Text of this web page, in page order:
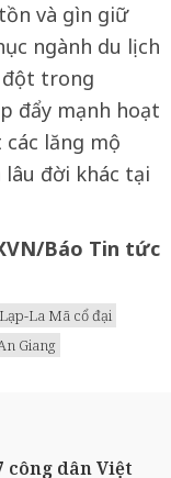
và gìn giữ
ngành du lịch
đột trong
đẩy mạnh hoạt
lăng mộ
lâu đời khác tại
Báo Tin tức
La Mã cổ đại
Giang
công dân Việt